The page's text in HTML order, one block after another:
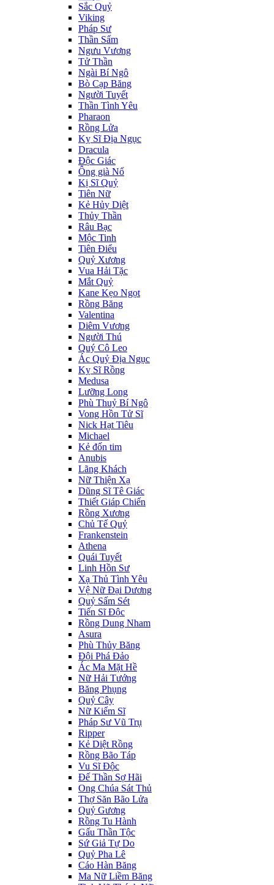
Sắc Quỷ
Viking
Pháp Sư
Thần Sấm
Ngưu Vương
Tử Thần
Ngài Bí Ngô
Bò Cạp Băng
Người Tuyết
Thần Tình Yêu
Pharaon
Rồng Lửa
Kỵ Sĩ Địa Ngục
Dracula
Độc Giác
Ông già Nổ
Kị Sĩ Quỷ
Tiên Nữ
Kẻ Hủy Diệt
Thủy Thần
Râu Bạc
Mộc Tinh
Tiên Điểu
Quỷ Xương
Vua Hải Tặc
Mắt Quỷ
Kane Kẹo Ngọt
Rồng Băng
Valentina
Diêm Vương
Người Thú
Quý Cô Leo
Ác Quỷ Địa Ngục
Kỵ Sĩ Rồng
Medusa
Lưỡng Long
Phù Thuỷ Bí Ngô
Vong Hồn Tử Sĩ
Nick Hạt Tiêu
Michael
Kẻ đốn tim
Anubis
Lãng Khách
Nữ Thiện Xạ
Dũng Sĩ Tê Giác
Thiết Giáp Chiến
Rồng Xương
Chủ Tế Quỷ
Frankenstein
Athena
Quái Tuyết
Linh Hồn Sư
Xạ Thủ Tình Yêu
Vệ Nữ Đại Dương
Quỷ Sấm Sét
Tiến Sĩ Độc
Rồng Dung Nham
Asura
Phù Thủy Băng
Đội Phá Đảo
Ác Ma Mặt Hề
Nữ Hải Tướng
Băng Phụng
Quỷ Cây
Nữ Kiếm Sĩ
Pháp Sư Vũ Trụ
Ripper
Kẻ Diệt Rồng
Rồng Bão Táp
Vu Sĩ Độc
Đế Thần Sợ Hãi
Ong Chúa Sát Thủ
Thợ Săn Bão Lửa
Quỷ Gương
Rồng Tu Hành
Gấu Thần Tộc
Sứ Giả Tự Do
Quỷ Pha Lê
Cáo Hàn Băng
Ma Nữ Liềm Băng